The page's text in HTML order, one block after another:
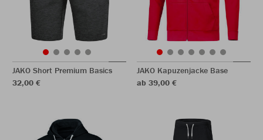
JAKO Short Premium Basics
32,00 €
JAKO Kapuzenjacke Base
ab 39,00 €